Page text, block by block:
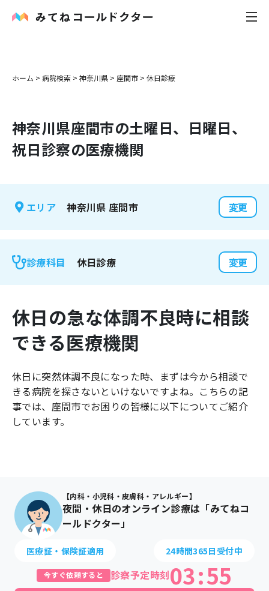
内科
花粉症
お知らせ
ホーム > 病院検索 > 神奈川県 > 座間市 > 休日診療
神奈川県座間市の土曜日、日曜日、
祝日診察の医療機関
エリア 神奈川県 座間市 変更
診療科目 休日診療 変更
休日の急な体調不良時に相談
できる医療機関
休日に突然体調不良になった時、まずは今から相談で
きる病院を探さないといけないですよね。こちらの記
事では、 座間市でお困りの皆様に以下についてご紹介
しています。
【内科・小児科・皮膚科・アレルギー】
夜間・休日のオンライン診療は「みてねコ
ールドクター」
医療証・保険証適用 24時間365日受付中
今すぐ依頼すると 診察予定時刻03:55